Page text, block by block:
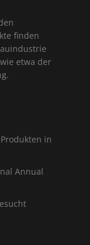
finden
etwa der
in
Annual